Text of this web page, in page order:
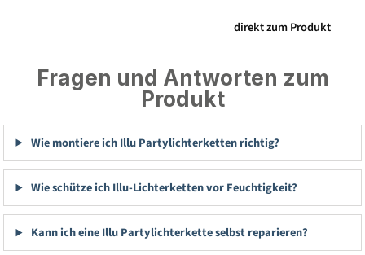
direkt zum Produkt
Fragen und Antworten zum
Produkt
Wie montiere ich Illu Partylichterketten richtig?
Wie schütze ich Illu-Lichterketten vor Feuchtigkeit?
Kann ich eine Illu Partylichterkette selbst reparieren?